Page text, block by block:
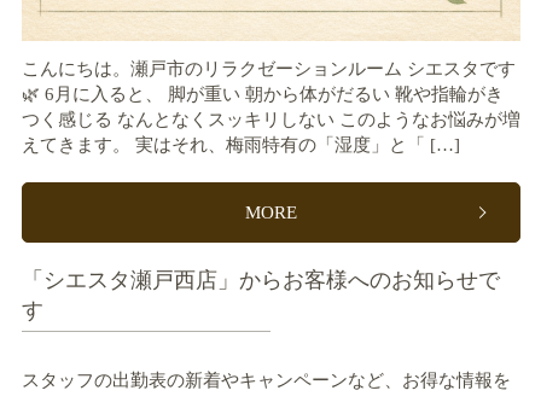
こんにちは。瀬戸市のリラクゼーションルーム シエスタです
🌿 6月に入ると、 脚が重い 朝から体がだるい 靴や指輪がき
つく感じる なんとなくスッキリしない このようなお悩みが増
えてきます。 実はそれ、梅雨特有の「湿度」と「 […]
MORE
「シエスタ瀬戸西店」からお客様へのお知らせで
す
スタッフの出勤表の新着やキャンペーンなど、お得な情報を